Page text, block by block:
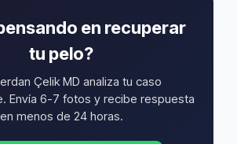
en recuperar
tu pelo?
Çelik MD analiza tu caso
Envía 6-7 fotos y recibe respuesta
en menos de 24 horas.